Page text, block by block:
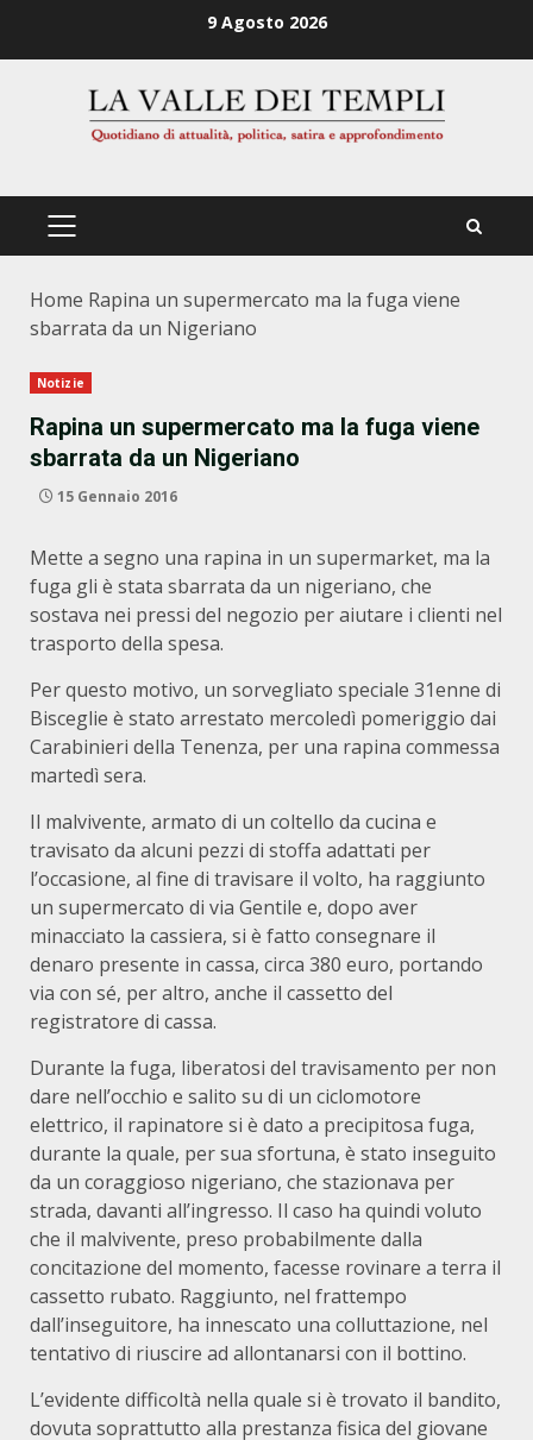
9 Agosto 2026
PRIMÄRES
Home Rapina un supermercato ma la fuga viene
sbarrata da un Nigeriano
Notizie
Rapina un supermercato ma la fuga viene
sbarrata da un Nigeriano
15 Gennaio 2016
Mette a segno una rapina in un supermarket, ma la
fuga gli è stata sbarrata da un nigeriano, che
sostava nei pressi del negozio per aiutare i clienti nel
trasporto della spesa.
Per questo motivo, un sorvegliato speciale 31enne di
Bisceglie è stato arrestato mercoledì pomeriggio dai
Carabinieri della Tenenza, per una rapina commessa
martedì sera.
Il malvivente, armato di un coltello da cucina e
travisato da alcuni pezzi di stoffa adattati per
l’occasione, al fine di travisare il volto, ha raggiunto
un supermercato di via Gentile e, dopo aver
minacciato la cassiera, si è fatto consegnare il
denaro presente in cassa, circa 380 euro, portando
via con sé, per altro, anche il cassetto del
registratore di cassa.
Durante la fuga, liberatosi del travisamento per non
dare nell’occhio e salito su di un ciclomotore
elettrico, il rapinatore si è dato a precipitosa fuga,
durante la quale, per sua sfortuna, è stato inseguito
da un coraggioso nigeriano, che stazionava per
strada, davanti all’ingresso. Il caso ha quindi voluto
che il malvivente, preso probabilmente dalla
concitazione del momento, facesse rovinare a terra il
cassetto rubato. Raggiunto, nel frattempo
dall’inseguitore, ha innescato una colluttazione, nel
tentativo di riuscire ad allontanarsi con il bottino.
L’evidente difficoltà nella quale si è trovato il bandito,
dovuta soprattutto alla prestanza fisica del giovane